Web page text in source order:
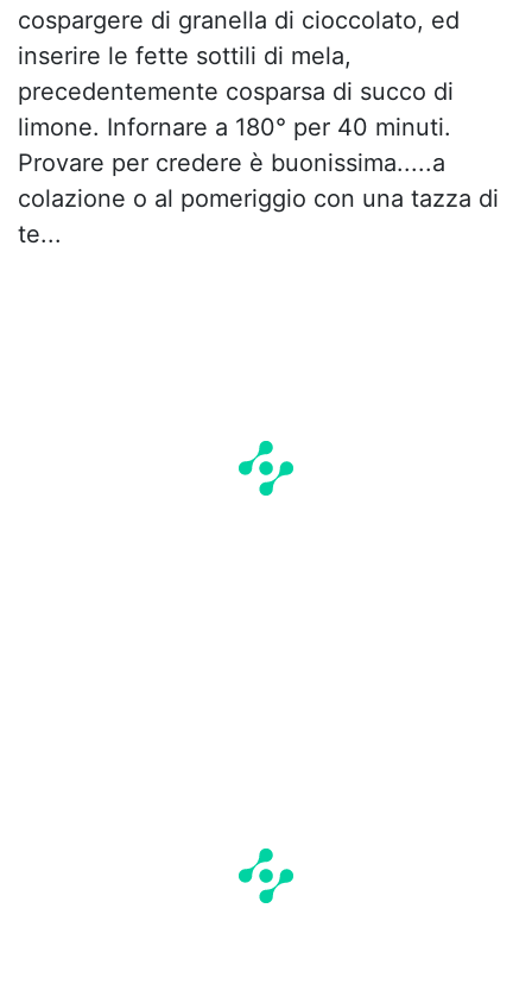
cospargere di granella di cioccolato, ed
inserire le fette sottili di mela,
precedentemente cosparsa di succo di
limone. Infornare a 180° per 40 minuti.
Provare per credere è buonissima.....a
colazione o al pomeriggio con una tazza di
te...